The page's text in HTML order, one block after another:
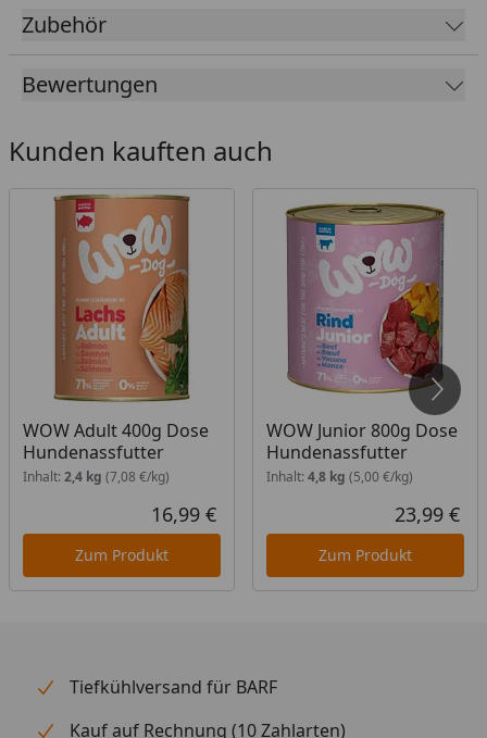
Gewicht / Futtermenge
5 kg / 200-400 g
10 kg / 400-600 g
40+ kg / 1400+ g
Zubehör
Bewertungen
Kunden kauften auch
WOW Adult 400g Dose
Hundenassfutter
Inhalt: 2,4 kg (7,08 €/kg)
Aktueller Preis
16,99 €
Zum Produkt
WOW Junior 800g Dose
Hundenassfutter
Inhalt: 4,8 kg (5,00 €/kg)
23,99 €
Zum Produkt
Tiefkühlversand für BARF
Kauf auf Rechnung (10 Zahlarten)